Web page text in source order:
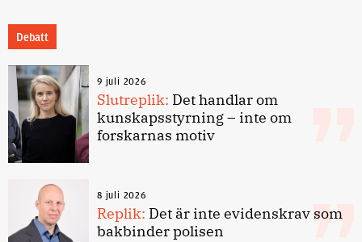
Debatt
9 juli 2026
Slutreplik: Det handlar om
kunskapsstyrning – inte om
forskarnas motiv
8 juli 2026
Replik: Det är inte evidenskrav som
bakbinder polisen